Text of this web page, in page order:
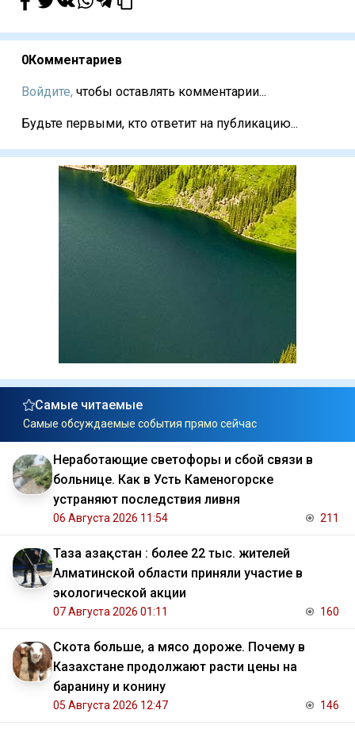
0Комментариев
Войдите, чтобы оставлять комментарии...
Будьте первыми, кто ответит на публикацию...
Самые читаемые
Самые обсуждаемые события прямо сейчас
Неработающие светофоры и сбой связи в
больнице. Как в Усть Каменогорске
устраняют последствия ливня
06 Августа 2026 11:54 211
Таза Қазақстан : более 22 тыс. жителей
Алматинской области приняли участие в
экологической акции
07 Августа 2026 01:11 160
Скота больше, а мясо дороже. Почему в
Казахстане продолжают расти цены на
баранину и конину
05 Августа 2026 12:47 146